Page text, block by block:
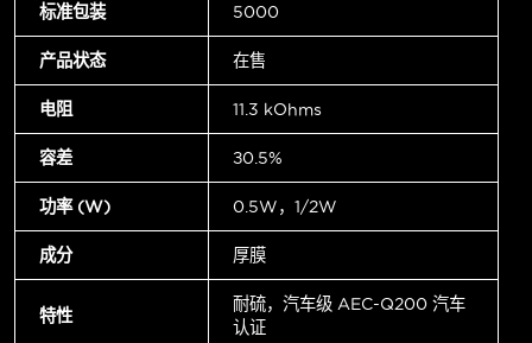
标准包装 5000
产品状态 在售
电阻 11.3 kOhms
容差 ±0.5%
功率 (W) 0.5W，1/2W
成分 厚膜
特性
耐硫，汽车级 AEC-Q200 汽车
认证